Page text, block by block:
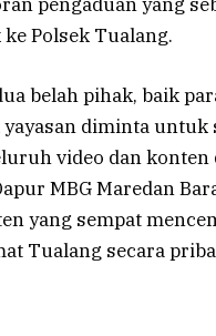
Polsek Tualang.
belah pihak, baik
diminta untuk
video dan konten
MBG Maredan
yang sempat
Tualang secara